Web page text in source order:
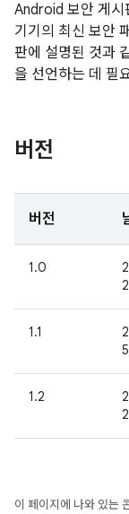
Android 보안 게시
기기의 최신 보안
판에 설명된 것과
을 선언하는 데 필
버전
버전
1.0
1.1
1.2
이 페이지에 나와 있는